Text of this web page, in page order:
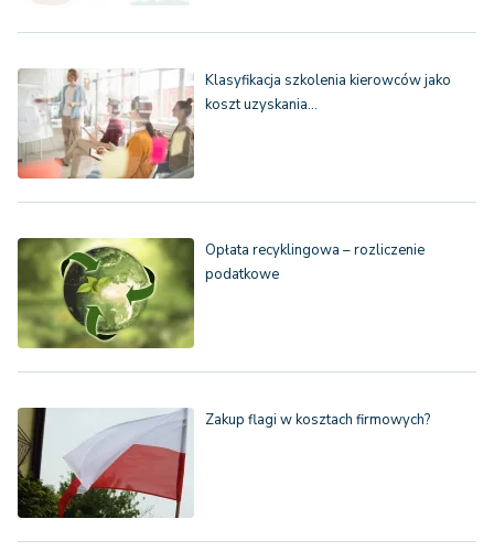
Klasyfikacja szkolenia kierowców jako
koszt uzyskania…
Opłata recyklingowa – rozliczenie
podatkowe
Zakup flagi w kosztach firmowych?